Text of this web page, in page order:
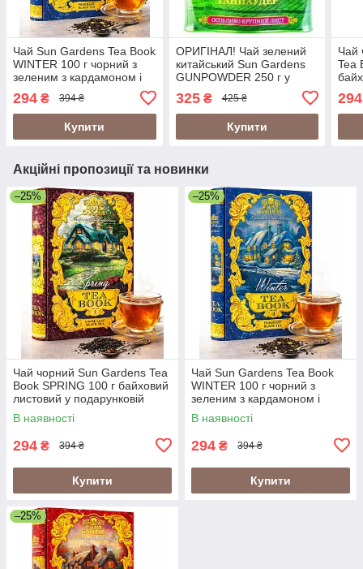
Чай Sun Gardens Tea Book
WINTER 100 г чорний з
зеленим з кардамоном і
книзі (Sun Gardens Winter
ТОМ 4)
294 ₴ 394 ₴
Купити
ОРИГІНАЛ! Чай зелений
китайський Sun Gardens
GUNPOWDER 250 г у
крупнолистовий (Сан
Гарденс Ганпаудер)
325₴ 425 ₴
Купити
Чай
Tea
294
Акційні пропозиції та новинки
–25%
Чай чорний Sun Gardens Tea
Book SPRING 100 г байховий
листовий у подарунковій
упаковці-книзі (Sun Gardens
Spring ТОМ 1)
В наявності
294 ₴ 394 ₴
Купити
–25%
Чай Sun Gardens Tea Book
WINTER 100 г чорний з
зеленим з кардамоном і
бергамотом в упаковці-книзі
(Sun Gardens Winter ТОМ 4)
В наявності
294 ₴ 394 ₴
Купити
–25%